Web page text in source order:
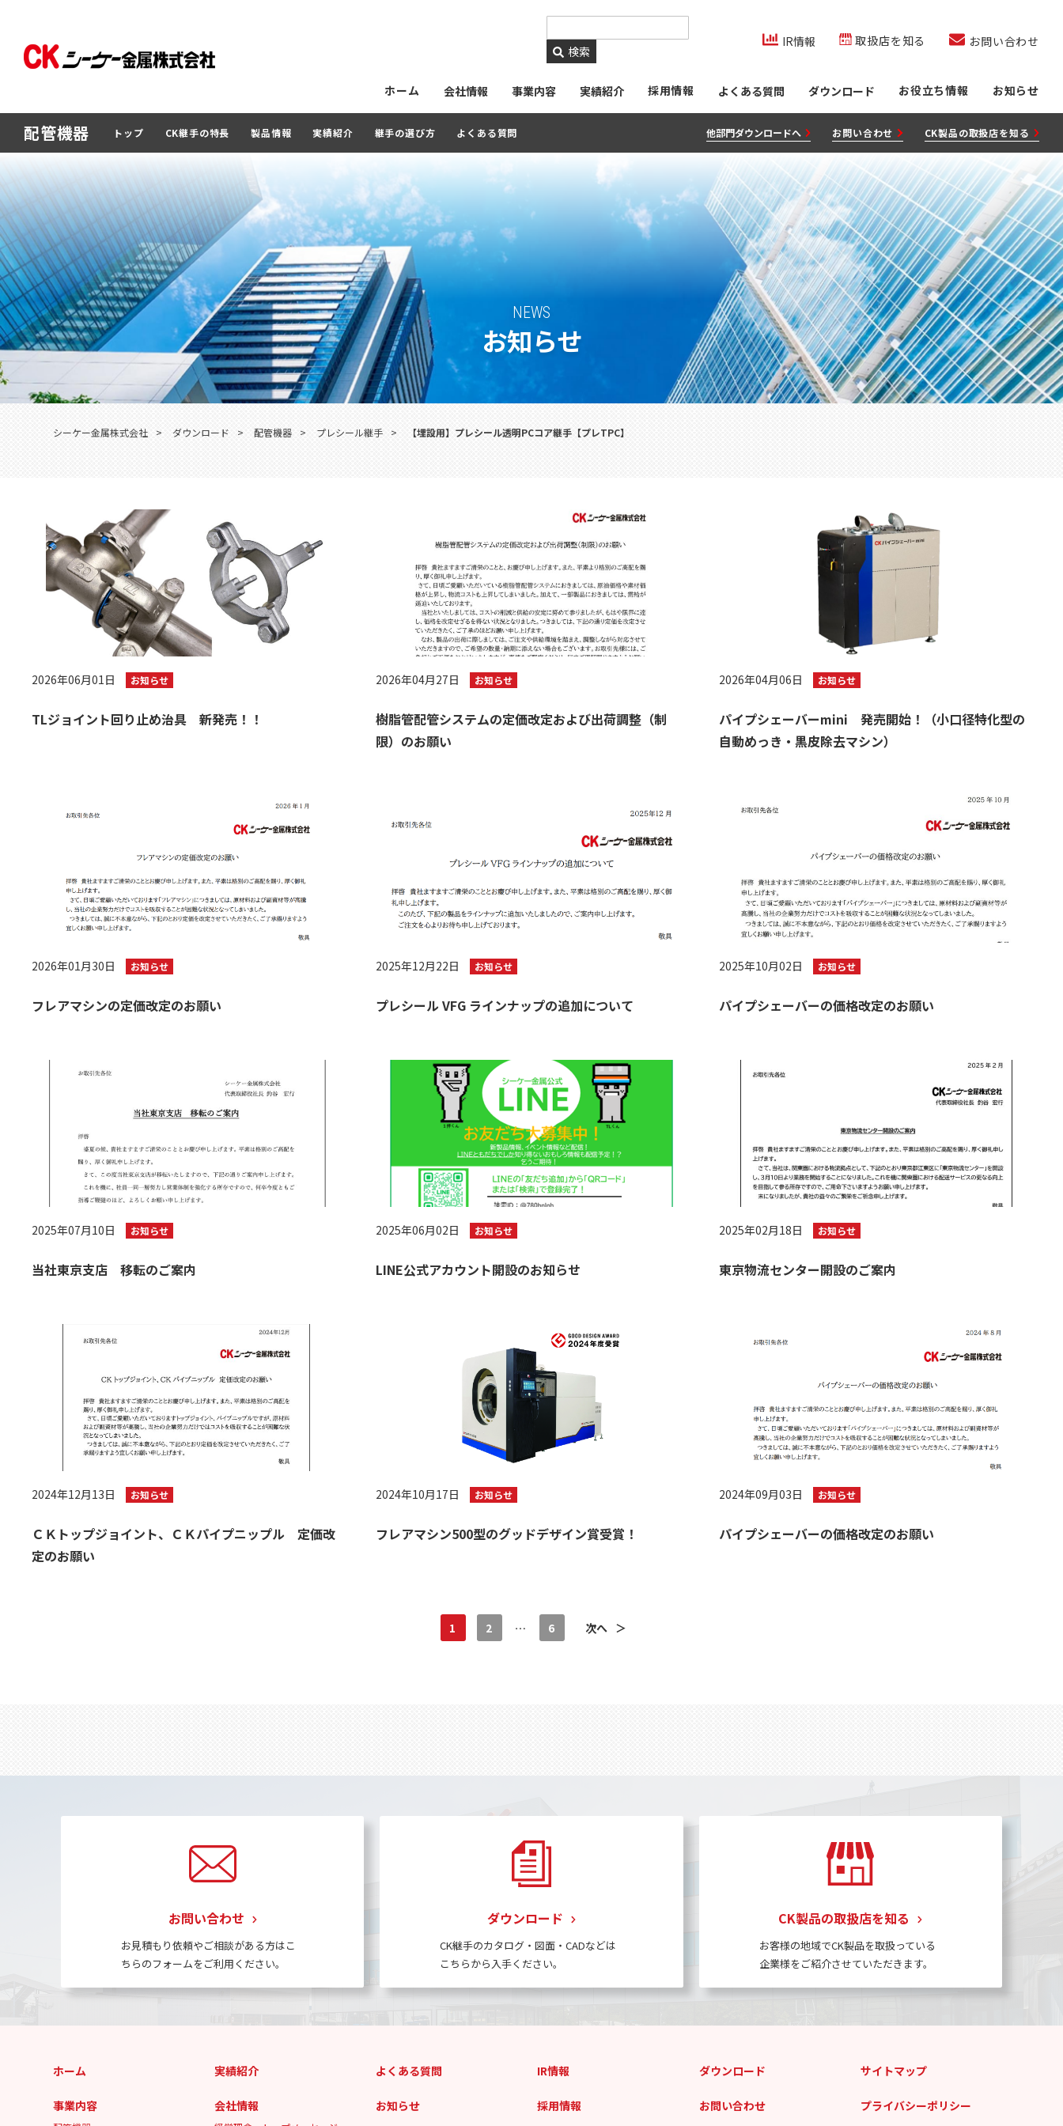
https://www.ckmetals.co.jp/内を検索
検索
IR情報 取扱店を知る お問い合わせ
ホーム 会社情報 事業内容 実績紹介 採用情報 よくある質問 ダウンロード お役立ち情報 お知らせ
配管機器 トップ CK継手の特長 製品情報 実績紹介 継手の選び方 よくある質問 他部門ダウンロードへ お問い合わせ CK製品の取扱店を知る
NEWS
お知らせ
シーケー金属株式会社 > ダウンロード > 配管機器 > プレシール継手 > 【埋設用】プレシール透明PCコア継手【プレTPC】
2026年06月01日 お知らせ
TLジョイント回り止め治具 新発売！！
2026年04月27日 お知らせ
樹脂管配管システムの定価改定および出荷調整（制
限）のお願い
2026年04月06日 お知らせ
パイプシェーバーmini 発売開始！（小口径特化型の
自動めっき・黒皮除去マシン）
2026年01月30日 お知らせ
フレアマシンの定価改定のお願い
2025年12月22日 お知らせ
プレシール VFG ラインナップの追加について
2025年10月02日 お知らせ
パイプシェーバーの価格改定のお願い
2025年07月10日 お知らせ
当社東京支店 移転のご案内
2025年06月02日 お知らせ
LINE公式アカウント開設のお知らせ
2025年02月18日 お知らせ
東京物流センター開設のご案内
2024年12月13日 お知らせ
ＣＫトップジョイント、ＣＫパイプニップル 定価改
定のお願い
2024年10月17日 お知らせ
フレアマシン500型のグッドデザイン賞受賞！
2024年09月03日 お知らせ
パイプシェーバーの価格改定のお願い
1 2 … 6 次へ ＞
お問い合わせ
お見積もり依頼やご相談がある方はこ
ちらのフォームをご利用ください。
ダウンロード
CK継手のカタログ・図面・CADなどは
こちらから入手ください。
CK製品の取扱店を知る
お客様の地域でCK製品を取扱っている
企業様をご紹介させていただきます。
ホーム
事業内容
実績紹介
会社情報
よくある質問
お知らせ
IR情報
採用情報
ダウンロード
お問い合わせ
サイトマップ
プライバシーポリシー